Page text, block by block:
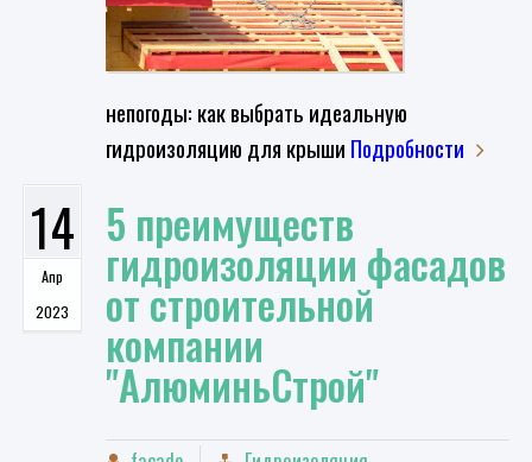
непогоды: как выбрать идеальную
гидроизоляцию для крыши Подробности
14
Апр
2023
5 преимуществ
гидроизоляции фасадов
от строительной
компании
"АлюминьСтрой"